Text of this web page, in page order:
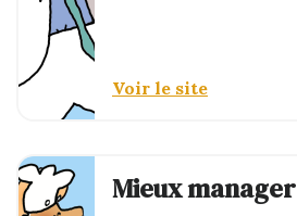
Voir le site
Mieux manager